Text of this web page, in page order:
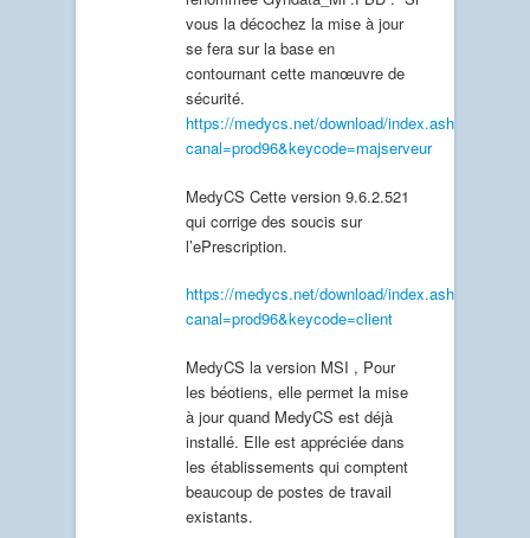
vous la décochez la mise à jour
se fera sur la base en
contournant cette manœuvre de
sécurité.
https://medycs.net/download/index.ashx?
canal=prod96&keycode=majserveur
MedyCS Cette version 9.6.2.521
qui corrige des soucis sur
l’ePrescription.
https://medycs.net/download/index.ashx?
canal=prod96&keycode=client
MedyCS la version MSI , Pour
les béotiens, elle permet la mise
à jour quand MedyCS est déjà
installé. Elle est appréciée dans
les établissements qui comptent
beaucoup de postes de travail
existants.